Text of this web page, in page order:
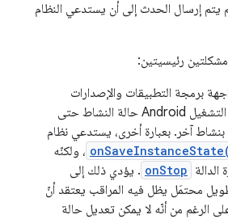
يتم إرسال الحدث إلى أن يستدعي النظام
رئيسيتين:
23 لواجهة برمجة التطبيقات والإصدارات
الأقدم، يحفظ نظام التشغيل Android حالة النشاط حتى
بنشاط آخر. بعبارة أخرى، يستدعي نظام
، ولكنّه
onStop . يؤدي ذلك إلى
محتمَل يظل فيه المراقب يعتقد أنّ
الرغم من أنّه لا يمكن تعديل حالة